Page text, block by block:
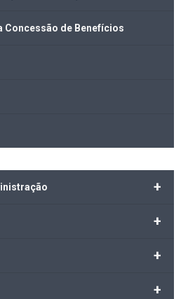
Concessão de Benefícios
+
+
+
+